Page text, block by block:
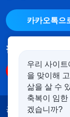
카카오톡으
팔로우하기
공지 이용약관
우리 사이
을 맞이해
삶을 살 수
축복이 임한
겠습니까?